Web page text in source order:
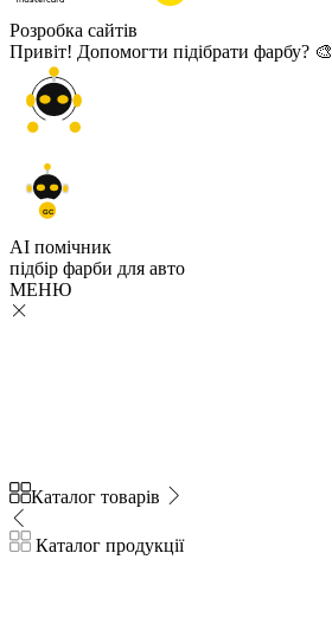
Розробка сайтів
Привіт! Допомогти підібрати фарбу? 🎨
GC
AI помічник
підбір фарби для авто
МЕНЮ
Каталог товарів
Каталог продукції